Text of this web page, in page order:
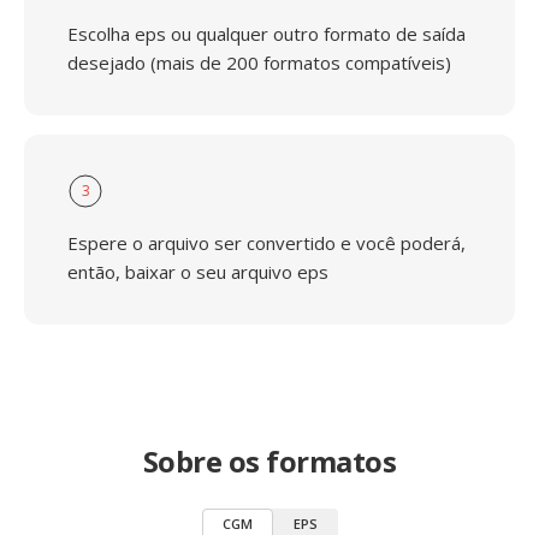
Escolha eps ou qualquer outro formato de saída
desejado (mais de 200 formatos compatíveis)
3
Espere o arquivo ser convertido e você poderá,
então, baixar o seu arquivo eps
Sobre os formatos
CGM EPS